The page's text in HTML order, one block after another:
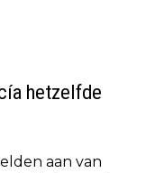
hetzelfde
aan van